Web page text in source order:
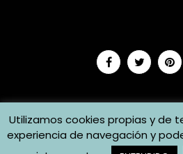
Utilizamos cookies propias y de
experiencia de navegación y